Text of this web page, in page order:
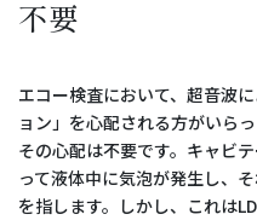
不要
エコー検査において、超音波
ョン」を心配される方がいら
その心配は不要です。キャビ
って液体中に気泡が発生し、
を指します。しかし、これは